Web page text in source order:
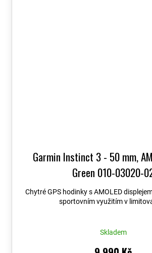
Garmin Instinct 3 - 50 mm,
Green 010-03020-
Chytré GPS hodinky s AMOLED
sportovním využitím v
Skladem